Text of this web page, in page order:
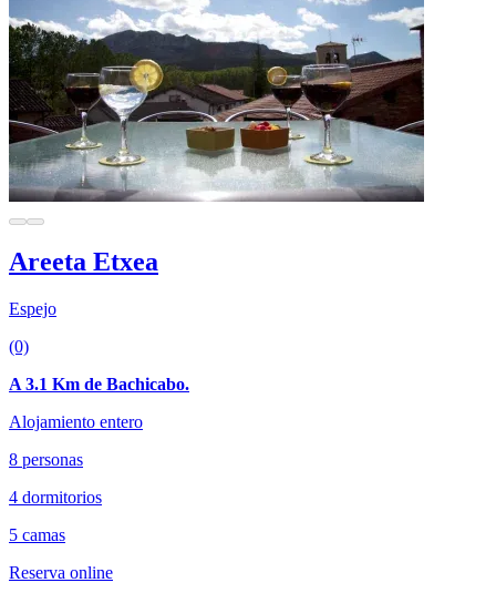
Areeta Etxea
Espejo
(0)
A 3.1 Km de Bachicabo.
Alojamiento entero
8 personas
4 dormitorios
5 camas
Reserva online